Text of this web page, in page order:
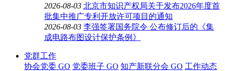
2026-08-03 北京市知识产权局关于发布2026年度首
批集中推广专利开放许可项目的通知
2026-08-03 李强签署国务院令 公布修订后的《集
成电路布图设计保护条例》
党群工作
协会党委 GO 党委班子 GO 知产新联分会 GO 工作动态